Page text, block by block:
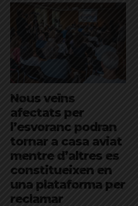
Nous veïns
afectats per
l’esvoranc podran
tornar a casa aviat
mentre d’altres es
constitueixen en
una plataforma per
reclamar